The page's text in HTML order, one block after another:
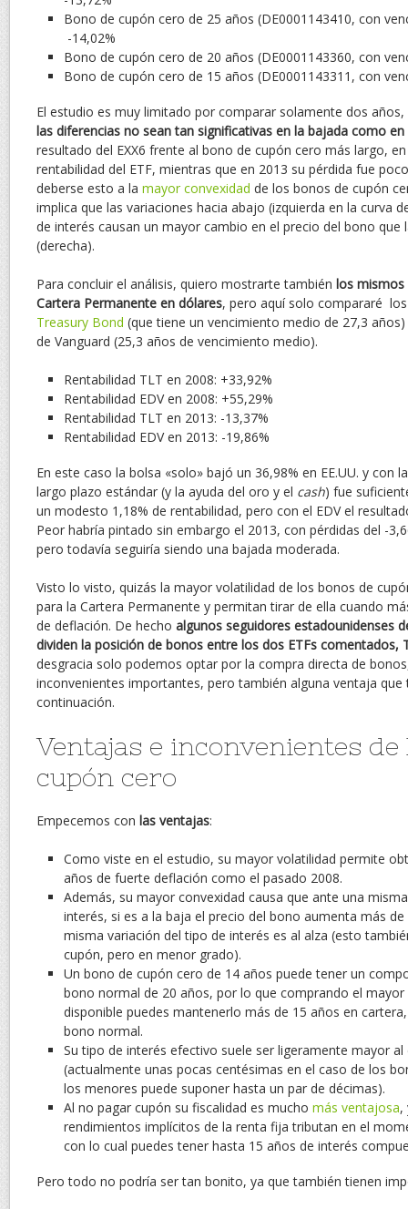
Bono de cupón cero de 25 años (DE0001143410, con
-14,02%
Bono de cupón cero de 20 años (DE0001143360, con
Bono de cupón cero de 15 años (DE0001143311, con
El estudio es muy limitado por comparar solamente dos
las diferencias no sean tan significativas en la bajada como en
resultado del EXX6 frente al bono de cupón cero más largo,
rentabilidad del ETF, mientras que en 2013 su pérdida fue
deberse esto a la mayor convexidad de los bonos de cupón
implica que las variaciones hacia abajo (izquierda en la curva
de interés causan un mayor cambio en el precio del bono que
(derecha).
Para concluir el análisis, quiero mostrarte también los mismos
Cartera Permanente en dólares, pero aquí solo compararé
Treasury Bond (que tiene un vencimiento medio de 27,3
de Vanguard (25,3 años de vencimiento medio).
Rentabilidad TLT en 2008: +33,92%
Rentabilidad EDV en 2008: +55,29%
Rentabilidad TLT en 2013: -13,37%
Rentabilidad EDV en 2013: -19,86%
En este caso la bolsa «solo» bajó un 36,98% en EE.UU. y con
largo plazo estándar (y la ayuda del oro y el cash) fue
un modesto 1,18% de rentabilidad, pero con el EDV el
Peor habría pintado sin embargo el 2013, con pérdidas del -
pero todavía seguiría siendo una bajada moderada.
Visto lo visto, quizás la mayor volatilidad de los bonos de
para la Cartera Permanente y permitan tirar de ella cuando
de deflación. De hecho algunos seguidores estadounidenses
dividen la posición de bonos entre los dos ETFs comentados,
desgracia solo podemos optar por la compra directa de
inconvenientes importantes, pero también alguna ventaja que
continuación.
Ventajas e inconvenientes de
cupón cero
Empecemos con las ventajas:
Como viste en el estudio, su mayor volatilidad permite
años de fuerte deflación como el pasado 2008.
Además, su mayor convexidad causa que ante una
interés, si es a la baja el precio del bono aumenta más
misma variación del tipo de interés es al alza (esto
cupón, pero en menor grado).
Un bono de cupón cero de 14 años puede tener un
bono normal de 20 años, por lo que comprando el
disponible puedes mantenerlo más de 15 años en
bono normal.
Su tipo de interés efectivo suele ser ligeramente mayor
(actualmente unas pocas centésimas en el caso de los
los menores puede suponer hasta un par de décimas).
Al no pagar cupón su fiscalidad es mucho más ventajosa,
rendimientos implícitos de la renta fija tributan en el
con lo cual puedes tener hasta 15 años de interés
Pero todo no podría ser tan bonito, ya que también tienen